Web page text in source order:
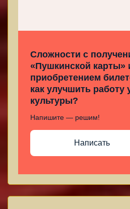
Сложности с
«Пушкинской карты»
приобретением
как улучшить работу
культуры?
Напишите — решим!
Написать